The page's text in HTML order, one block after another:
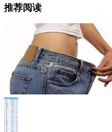
推荐阅读